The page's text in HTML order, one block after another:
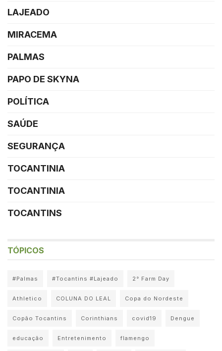
LAJEADO
MIRACEMA
PALMAS
PAPO DE SKYNA
POLÍTICA
SAÚDE
SEGURANÇA
TOCANTINIA
TOCANTINIA
TOCANTINS
TÓPICOS
#Palmas #Tocantins #Lajeado 2° Farm Day
Athletico COLUNA DO LEAL Copa do Nordeste
Copão Tocantins Corinthians covid19 Dengue
educação Entretenimento flamengo